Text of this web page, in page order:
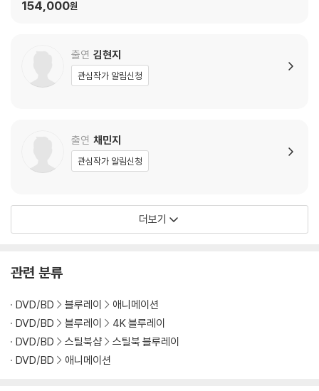
2) 3D 블루레이는 전용 플레이어와 3D 지원 TV를 통해서만 재생 가능합
※ 아웃케이스/구성품/포장 상태
1) 제작/배송 과정에서 경미한 아웃케이스 주름, 모서리 눌림 및 갈라짐이
발생할 수 있습니다. 반품을 원하실 경우 미개봉 상태로 문의 부탁드립니
3) 렌티큘러 스틸북의 경우, 보호필름이 붙어 판매되기도 합니다. 보호필
름 손상에 의한 교환/반품은 불가합니다.
에 의한 교환/반품은 불가합니다.
5) 아웃케이스/구성품/포장 상태 불량에 의한 교환/반품 신청시 불량 확
1) 기기 문제로 인해 발생하는 재생 불량 현상에 대해서는 반품/교환이 불
가하니 최신 소프트웨어로 업데이트된 DVD/BD 전용 기기에서 재생하실
것을 권유해 드립니다.
2) 정전기와 먼지로 인해 재생이 원활하지 않은 경우가 있습니다. 디스크
(-46h) *EVANGELION:3.0(-120min.) *:3.0+1.11 TV SPOT *:3.0
니다. 영상의 규격은, 통상의 텔레비전 방송용 등으로 사용되는 SDR(표준
다이나믹 레인지로 하고 있습니다만, 그색역은 통상적인 HD 방송 규격인
BT.709보다 넓은, UHD 규격인 BT.2020을 사용했습니다. 그 때문에, 색
다. * 4K UHD Blu-ray 는 UHD 블루레이 플레이어로만 재생 가능합니
다. * 본편 수록 4K UHD 와 본편 수록 BD 모두 우리말 더빙판이 포함되어
있습니다. * 일본어 음성 + 한국어 자막으로도 감상하실 수 있습니다.
N (7Disc, 우리말녹음
포함 SE) : 블루레이
154,000원
출연 김현지
관심작가 알림신청
출연 채민지
관심작가 알림신청
더보기
관련 분류
DVD/BD 블루레이
애니메이션
DVD/BD
블루레이
4K 블루레이
DVD/BD
스틸북샵
스틸북 블루레이
DVD/BD
애니메이션